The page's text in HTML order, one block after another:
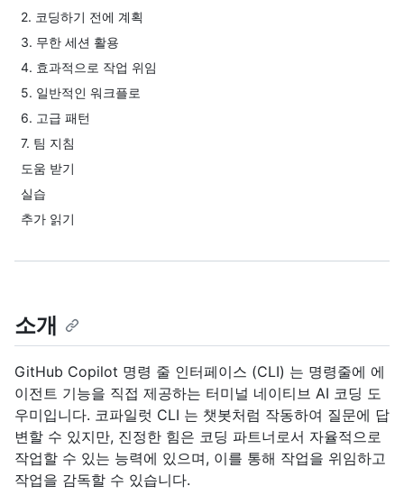
2. 코딩하기 전에 계획
3. 무한 세션 활용
4. 효과적으로 작업 위임
5. 일반적인 워크플로
6. 고급 패턴
7. 팀 지침
도움 받기
실습
추가 읽기
소개
GitHub Copilot 명령 줄 인터페이스 (CLI) 는 명령줄에 에
이전트 기능을 직접 제공하는 터미널 네이티브 AI 코딩 도
우미입니다. 코파일럿 CLI 는 챗봇처럼 작동하여 질문에 답
변할 수 있지만, 진정한 힘은 코딩 파트너로서 자율적으로
작업할 수 있는 능력에 있으며, 이를 통해 작업을 위임하고
작업을 감독할 수 있습니다.